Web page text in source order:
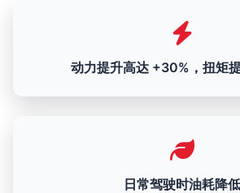
动力提升高达 +30%，扭矩
日常驾驶时油耗降低